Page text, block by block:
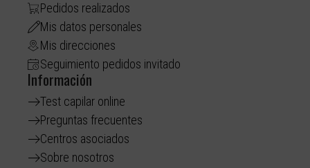
Pedidos realizados
Mis datos personales
Mis direcciones
Seguimiento pedidos invitado
Información
Test capilar online
Preguntas frecuentes
Centros asociados
Sobre nosotros